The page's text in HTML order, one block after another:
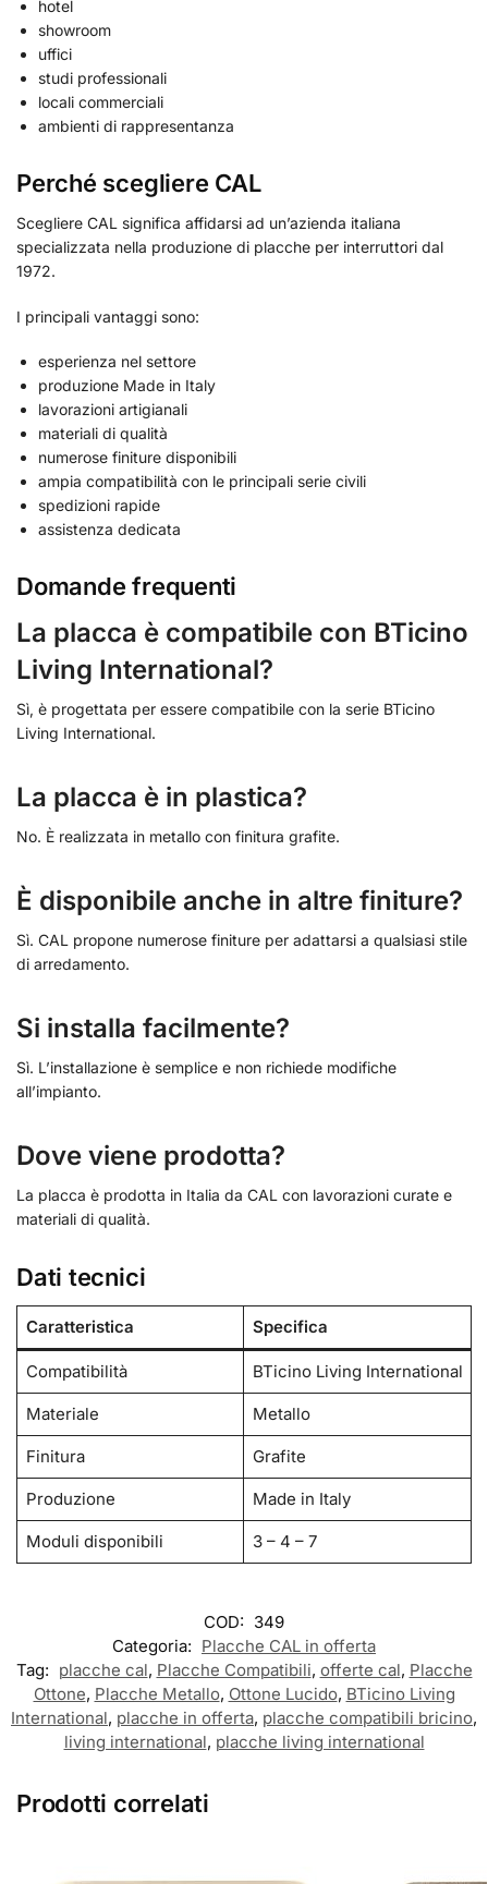
hotel
showroom
uffici
studi professionali
locali commerciali
ambienti di rappresentanza
Perché scegliere CAL
Scegliere CAL significa affidarsi ad un’azienda italiana
specializzata nella produzione di placche per interruttori dal
1972.
I principali vantaggi sono:
esperienza nel settore
produzione Made in Italy
lavorazioni artigianali
materiali di qualità
numerose finiture disponibili
ampia compatibilità con le principali serie civili
spedizioni rapide
assistenza dedicata
Domande frequenti
La placca è compatibile con BTicino
Living International?
Sì, è progettata per essere compatibile con la serie BTicino
Living International.
La placca è in plastica?
No. È realizzata in metallo con finitura grafite.
È disponibile anche in altre finiture?
Sì. CAL propone numerose finiture per adattarsi a qualsiasi stile
di arredamento.
Si installa facilmente?
Sì. L’installazione è semplice e non richiede modifiche
all’impianto.
Dove viene prodotta?
La placca è prodotta in Italia da CAL con lavorazioni curate e
materiali di qualità.
Dati tecnici
Caratteristica Specifica
Compatibilità BTicino Living International
Materiale Metallo
Finitura Grafite
Produzione Made in Italy
Moduli disponibili 3 – 4 – 7
COD: 349
Categoria: Placche CAL in offerta
Tag: placche cal, Placche Compatibili, offerte cal, Placche
Ottone, Placche Metallo, Ottone Lucido, BTicino Living
International, placche in offerta, placche compatibili bricino,
living international, placche living international
Prodotti correlati